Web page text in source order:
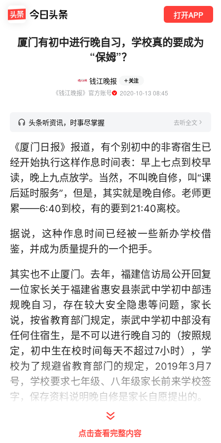
打开APP
厦门有初中进行晚自习，学校真的要成为
“保姆”？
钱江晚报 关注
《钱江晚报》官方账号
  2020-10-13 08:45
头条听资讯，时事尽掌握 去听全文
《厦门日报》报道，有个别初中的非寄宿生已
经开始执行这样作息时间表：早上七点到校早
读，晚上九点放学。当然，不叫晚自修，叫“课
后延时服务”，但是，其实就是晚自修。老师更
累——6:40到校，有的要到21:40离校。
据说，这种作息时间已经被一些新办学校借
鉴，并成为质量提升的一个把手。
其实也不止厦门。去年，福建信访局公开回复
一位家长关于福建省惠安县崇武中学初中部违
规晚自习，存在较大安全隐患等问题，家长
说，按省教育部门规定，崇武中学初中部没有
任何住宿生，是不可以进行晚自习的（按照规
定，初中生在校时间每天不超过7小时），学
校为了规避省教育部门的规定，2019年3月7
号，学校要求七年级、八年级家长前来学校签
字，保存资料说明晚自修是家长自愿提出的。
家长投诉信显示：2019年3月19日七年级、八
年级开始实行晚自修，从18点30分到20点10
点击查看完整内容